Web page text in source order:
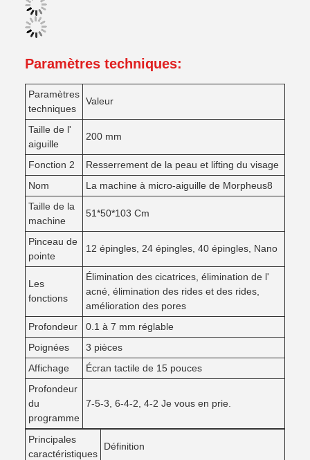
Paramètres techniques:
Paramètres
techniques
Valeur
Taille de l'
aiguille
200 mm
Fonction 2
Resserrement de la peau et lifting du visage
Nom
La machine à micro-aiguille de Morpheus8
Taille de la
machine
51*50*103 Cm
Pinceau de
pointe
12 épingles, 24 épingles, 40 épingles, Nano
Les
fonctions
Élimination des cicatrices, élimination de l'
acné, élimination des rides et des rides,
amélioration des pores
Profondeur
0.1 à 7 mm réglable
Poignées
3 pièces
Affichage
Écran tactile de 15 pouces
Profondeur
du
programme
7-5-3, 6-4-2, 4-2 Je vous en prie.
Principales
caractéristiques
Définition